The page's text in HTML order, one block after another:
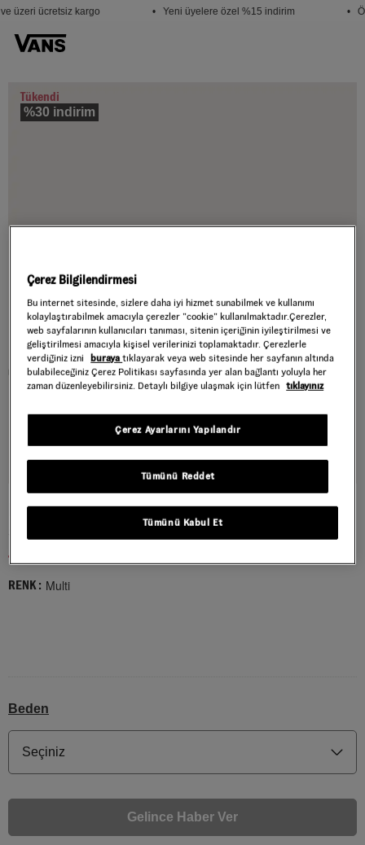
üzeri ücretsiz kargo • Yeni üyelere özel %15 indirim •
Tükendi
%30 indirim
PREMIUM AUTHENTIC AYAKKABI
4.199,40 TL
RENK : Multi
Beden
Seçiniz
Gelince Haber Ver
Çerez Bilgilendirmesi
Bu internet sitesinde, sizlere daha iyi hizmet sunabilmek ve kullanımı
kolaylaştırabilmek amacıyla çerezler ”cookie” kullanılmaktadır.Çerezler,
web sayfalarının kullanıcıları tanıması, sitenin içeriğinin iyileştirilmesi ve
geliştirilmesi amacıyla kişisel verilerinizi toplamaktadır. Çerezlerle
verdiğiniz izni
burayatıklayarak veya web sitesinde her sayfanın altında
bulabileceğiniz Çerez Politikası sayfasında yer alan bağlantı yoluyla her
zaman düzenleyebilirsiniz. Detaylı bilgiye ulaşmak için lütfen tıklayınız
Tümünü Reddet
Tümünü Kabul Et
Çerez Ayarlarını Yapılandır